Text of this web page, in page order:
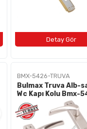
BMX-5426-TRUVA
Bulmax Truva Alb-
Wc Kapı Kolu Bmx-